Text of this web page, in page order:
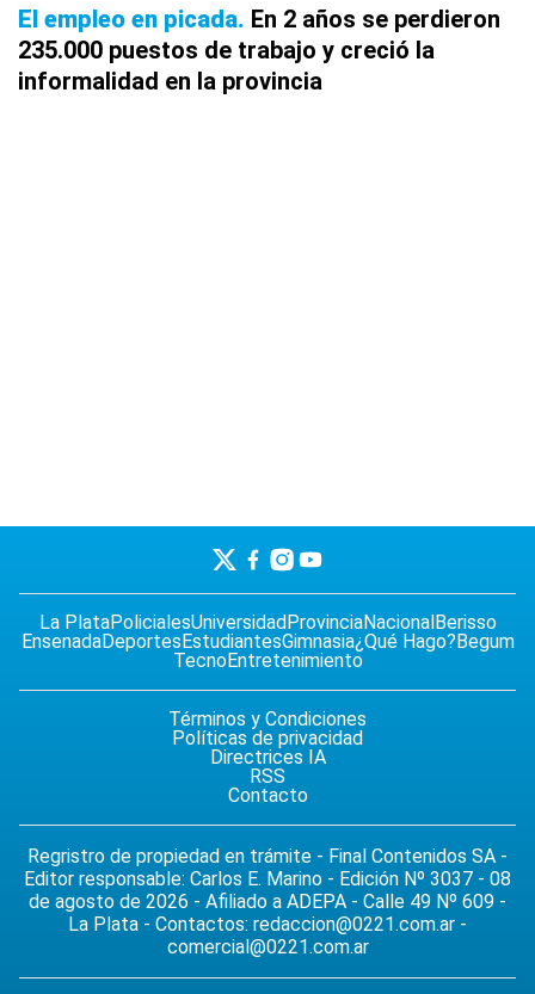
El empleo en picada En 2 años se perdieron
235.000 puestos de trabajo y creció la
informalidad en la provincia
La PlataPolicialesUniversidadProvinciaNacionalBerisso
EnsenadaDeportesEstudiantesGimnasia¿Qué Hago?Begum
TecnoEntretenimiento
Términos y Condiciones
Políticas de privacidad
Directrices IA
RSS
Contacto
Regristro de propiedad en trámite - Final Contenidos SA -
Editor responsable: Carlos E. Marino - Edición Nº 3037 - 08
de agosto de 2026 - Afiliado a ADEPA - Calle 49 Nº 609 -
La Plata - Contactos: redaccion@0221.com.ar -
comercial@0221.com.ar